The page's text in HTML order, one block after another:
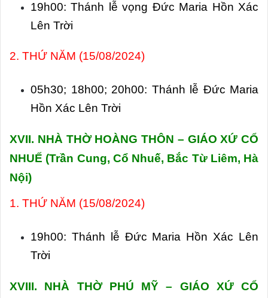
19h00: Thánh lễ vọng Đức Maria Hồn Xác
Lên Trời
2. THỨ NĂM (15/08/2024)
05h30; 18h00; 20h00: Thánh lễ Đức Maria
Hồn Xác Lên Trời
XVII. NHÀ THỜ HOÀNG THÔN – GIÁO XỨ CỔ
NHUẾ (Trần Cung, Cổ Nhuế, Bắc Từ Liêm, Hà
Nội)
1. THỨ NĂM (15/08/2024)
19h00: Thánh lễ Đức Maria Hồn Xác Lên
Trời
XVIII. NHÀ THỜ PHÚ MỸ – GIÁO XỨ CỔ